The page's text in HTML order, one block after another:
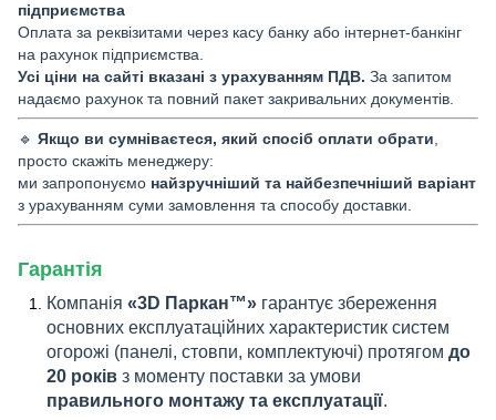
підприємства
Оплата за реквізитами через касу банку або інтернет-банкінг
на рахунок підприємства.
Усі ціни на сайті вказані з урахуванням ПДВ. За запитом
надаємо рахунок та повний пакет закривальних документів.
🔹 Якщо ви сумніваєтеся, який спосіб оплати обрати,
просто скажіть менеджеру:
ми запропонуємо найзручніший та найбезпечніший варіант
з урахуванням суми замовлення та способу доставки.
Гарантія
Компанія «3D Паркан™» гарантує збереження
основних експлуатаційних характеристик систем
огорожі (панелі, стовпи, комплектуючі) протягом до
20 років з моменту поставки за умови
правильного монтажу та експлуатації.